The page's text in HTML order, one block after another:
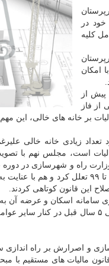
جاری سرپرستان
در
کلیه
تا ۱۹ اردیبهشت مهلت ۱۰ روزه با امکان
از
از فاز
بر خانه های خالی، این
زیادی خانه خالی
راه و شهرسازی در
و اسکان بعنوان بانک اطلاعات ملکی این پایه
این قانون کوتاهی کردند.
سامانه اسکان و عرضه آن به
مسکن را یکی از عوامل رشد چند صد درصدی قیمت
و اصرارش بر راه اندازی
یازدهم هم در اقدامی قابل تقدیر، ماده ۵۴ مکرر